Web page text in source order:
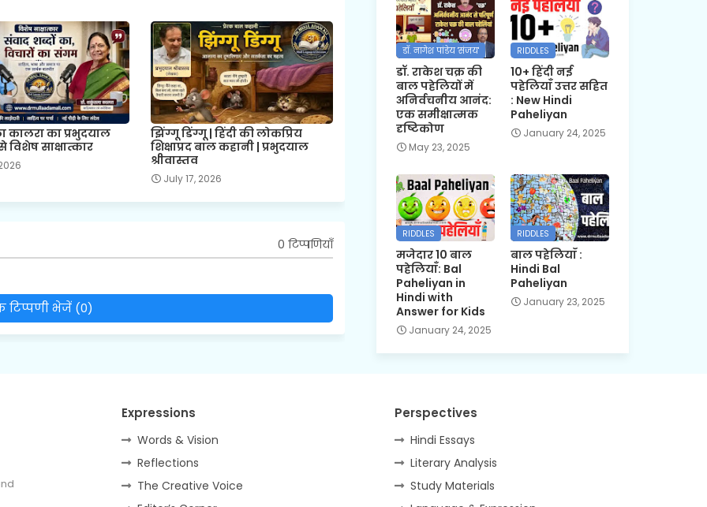
कालरा का प्रभुदयाल
विशेष साक्षात्कार
झिंग्गू डिंग्गू | हिंदी की लोकप्रिय
शिक्षाप्रद बाल कहानी | प्रभुदयाल
श्रीवास्तव
July 17, 2026
0 टिप्पणियाँ
टिप्पणी भेजें (0)
डॉ. नागेश पांडेय 'संजय'
डॉ. राकेश चक्र की
बाल पहेलियों में
अनिर्वचनीय आनंद:
एक समीक्षात्मक
दृष्टिकोण
May 23, 2025
RIDDLES
10+ हिंदी नई
पहेलियाँ उत्तर सहित
: New Hindi
Paheliyan
January 24, 2025
RIDDLES
मजेदार 10 बाल
पहेलियाँ: Bal
Paheliyan in
Hindi with
Answer for Kids
January 24, 2025
RIDDLES
बाल पहेलियाँ :
Hindi Bal
Paheliyan
January 23, 2025
Expressions
Words & Vision
Reflections
The Creative Voice
Perspectives
Hindi Essays
Literary Analysis
Study Materials